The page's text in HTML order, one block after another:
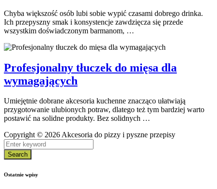
Chyba większość osób lubi sobie wypić czasami dobrego drinka.
Ich przepyszny smak i konsystencje zawdzięcza się przede
wszystkim doświadczonym barmanom, …
Profesjonalny tłuczek do mięsa dla
wymagających
Umiejętnie dobrane akcesoria kuchenne znacząco ułatwiają
przygotowanie ulubionych potraw, dlatego też tym bardziej warto
postawić na solidne produkty. Bez solidnych …
Copyright © 2026 Akcesoria do pizzy i pyszne przepisy
Search
Ostatnie wpisy